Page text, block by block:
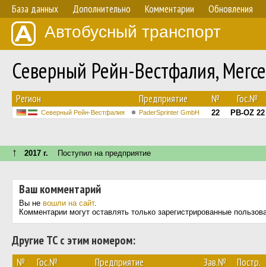
База данных Дополнительно Комментарии Обновления
Автобусный транспорт
Северный Рейн-Вестфалия,
Регион Предприятие № Гос.№
Северный Рейн-Вестфалия PaderSprinter GmbH 22 PB-OZ 22
↑ 2017 г. Поступил на предприятие
Ваш комментарий
Вы не вошли на сайт.
Комментарии могут оставлять только зарегистрированные
Другие ТС с этим номером:
№ Гос.№ Предприятие Зав.№ Постр.